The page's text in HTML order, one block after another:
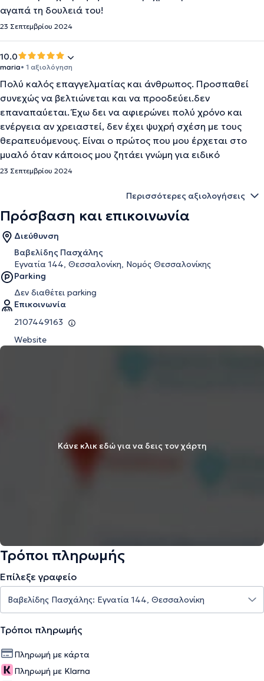
αγαπά τη δουλειά του!
23 Σεπτεμβρίου 2024
10.0
maria• 1 αξιολόγηση
Πολύ καλός επαγγελματίας και άνθρωπος. Προσπαθεί
συνεχώς να βελτιώνεται και να προοδεύει.δεν
επαναπαύεται. Έχω δει να αφιερώνει πολύ χρόνο και
ενέργεια αν χρειαστεί, δεν έχει ψυχρή σχέση με τους
θεραπευόμενους. Είναι ο πρώτος που μου έρχεται στο
μυαλό όταν κάποιος μου ζητάει γνώμη για ειδικό
23 Σεπτεμβρίου 2024
Περισσότερες αξιολογήσεις
Πρόσβαση και επικοινωνία
Διεύθυνση
Βαβελίδης Πασχάλης
Εγνατία 144, Θεσσαλονίκη, Νομός Θεσσαλονίκης
Parking
Δεν διαθέτει parking
Επικοινωνία
2107449163
Website
Κάνε κλικ εδώ για να δεις τον χάρτη
Τρόποι πληρωμής
Επίλεξε γραφείο
Τρόποι πληρωμής
Πληρωμή με κάρτα
Πληρωμή με Klarna